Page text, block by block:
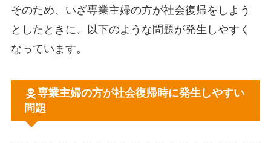
そのため、いざ専業主婦の方が社会復帰をしよう
としたときに、以下のような問題が発生しやすく
なっています。
専業主婦の方が社会復帰時に発生しやすい
問題